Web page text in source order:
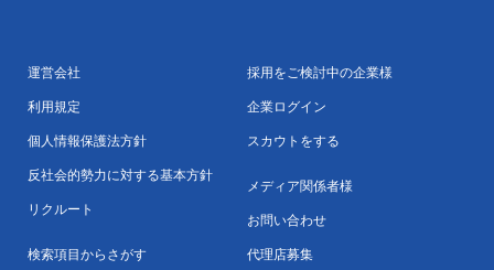
運営会社
利用規定
個人情報保護法方針
反社会的勢力に対する基本方針
リクルート
検索項目からさがす
採用をご検討中の企業様
企業ログイン
スカウトをする
メディア関係者様
お問い合わせ
代理店募集